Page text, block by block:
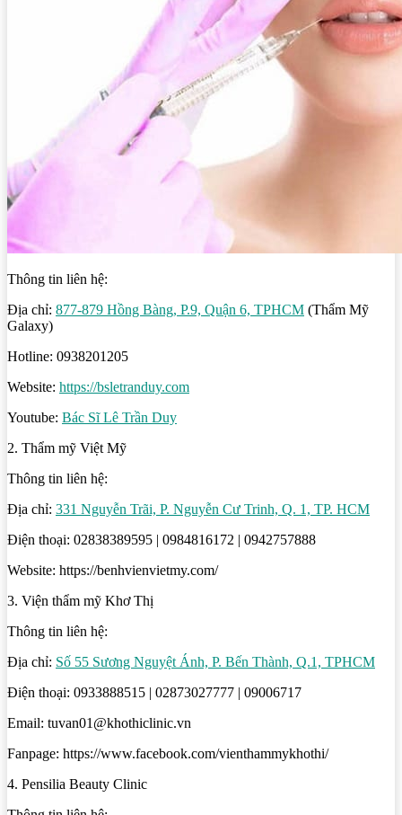
Thông tin liên hệ:
Địa chỉ: 877-879 Hồng Bàng, P.9, Quận 6, TPHCM (Thẩm Mỹ
Galaxy)
Hotline: 0938201205
Website: https://bsletranduy.com
Youtube: Bác Sĩ Lê Trần Duy
2. Thẩm mỹ Việt Mỹ
Thông tin liên hệ:
Địa chỉ: 331 Nguyễn Trãi, P. Nguyễn Cư Trinh, Q. 1, TP. HCM
Điện thoại: 02838389595 | 0984816172 | 0942757888
Website: https://benhvienvietmy.com/
3. Viện thẩm mỹ Khơ Thị
Thông tin liên hệ:
Địa chỉ: Số 55 Sương Nguyệt Ánh, P. Bến Thành, Q.1, TPHCM
Điện thoại: 0933888515 | 02873027777 | 09006717
Email: tuvan01@khothiclinic.vn
Fanpage: https://www.facebook.com/vienthammykhothi/
4. Pensilia Beauty Clinic